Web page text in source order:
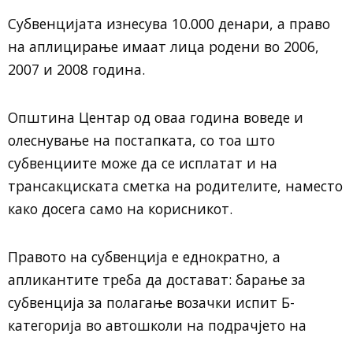
Субвенцијата изнесува 10.000 денари, а право
на аплицирање имаат лица родени во 2006,
2007 и 2008 година.
Општина Центар од оваа година воведе и
олеснување на постапката, со тоа што
субвенциите може да се исплатат и на
трансакциската сметка на родителите, наместо
како досега само на корисникот.
Правото на субвенција е еднократно, а
апликантите треба да достават: барање за
субвенција за полагање возачки испит Б-
категорија во автошколи на подрачјето на